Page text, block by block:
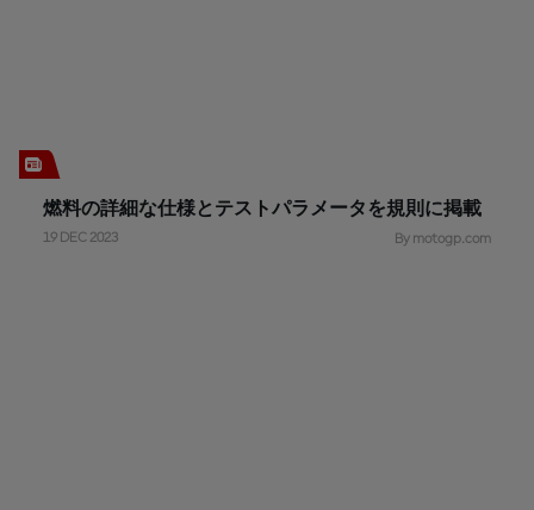
燃料の詳細な仕様とテストパラメータを規則に掲載
19 DEC 2023 By motogp.com